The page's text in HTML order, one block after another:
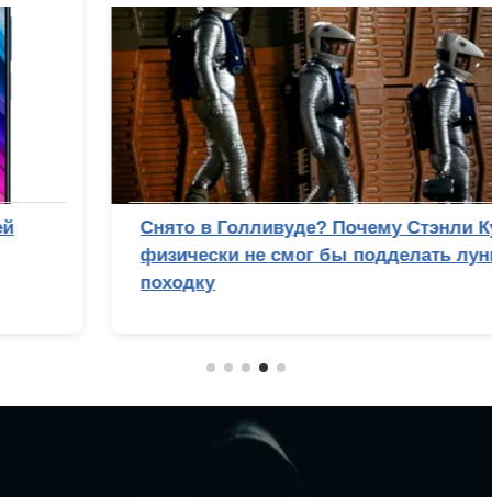
Снято в Голливуде? Почему Стэнли Кубрик
физически не смог бы подделать лунную